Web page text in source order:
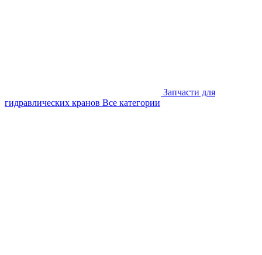
Запчасти для
гидравлических кранов Все категории